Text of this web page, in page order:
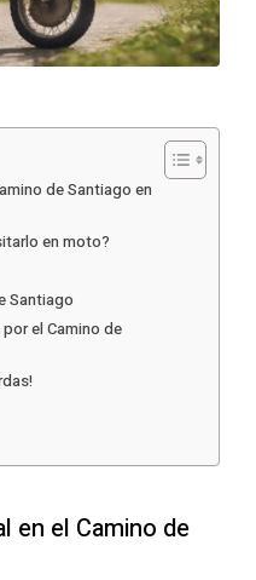
de Santiago en
en moto?
Santiago
el Camino de
en el Camino de